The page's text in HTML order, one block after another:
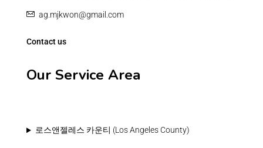
ag.mjkwon@gmail.com
Contact us
Our Service Area
로스앤젤레스 카운티 (Los Angeles County)